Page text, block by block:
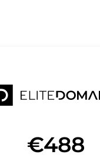
€488